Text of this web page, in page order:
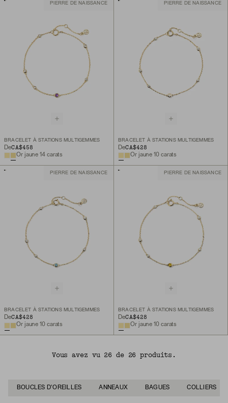
PIERRE DE NAISSANCE
BRACELET À STATIONS MULTIGEMMES
DeCA$458
Or jaune 14 carats
PIERRE DE NAISSANCE
BRACELET À STATIONS MULTIGEMMES
DeCA$428
Or jaune 10 carats
PIERRE DE NAISSANCE
BRACELET À STATIONS MULTIGEMMES
DeCA$428
Or jaune 10 carats
PIERRE DE NAISSANCE
BRACELET À STATIONS MULTIGEMMES
DeCA$428
Or jaune 10 carats
Vous avez vu 26 de 26 produits.
BOUCLES D'OREILLES ANNEAUX BAGUES COLLIERS